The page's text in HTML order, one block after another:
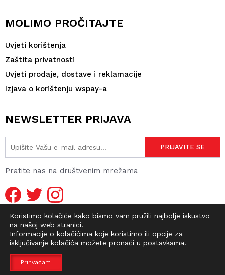
MOLIMO PROČITAJTE
Uvjeti korištenja
Zaštita privatnosti
Uvjeti prodaje, dostave i reklamacije
Izjava o korištenju wspay-a
NEWSLETTER PRIJAVA
Pratite nas na društvenim mrežama
© 2026 DIRTY OLD SHOP | WEBMASTER -
Koristimo kolačiće kako bismo vam pružili najbolje iskustvo
na našoj web stranici.
Informacije o kolačićima koje koristimo ili opcije za
isključivanje kolačića možete pronaći u postavkama.
Prihvaćam